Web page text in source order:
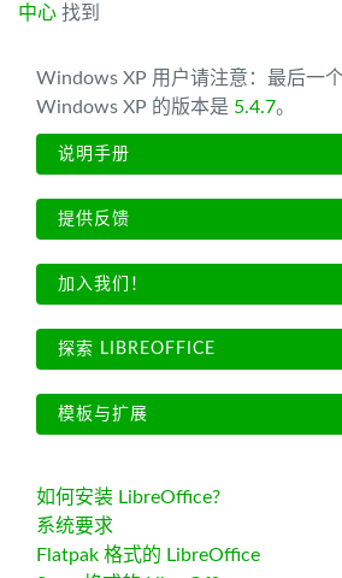
中心 找到
Windows XP 用户请注意：最后一
Windows XP 的版本是 5.4.7。
说明手册
提供反馈
加入我们！
探索 LIBREOFFICE
模板与扩展
如何安装 LibreOffice?
系统要求
Flatpak 格式的 LibreOffice